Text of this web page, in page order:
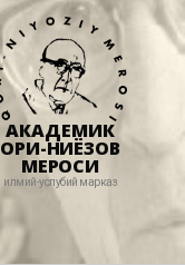
АКАДЕМИК
ҚОРИ-НИЁЗОВ
МЕРОСИ
илмий-услубий марказ